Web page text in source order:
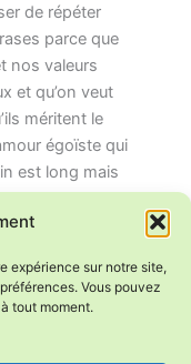
expérience sur notre site,
Vous pouvez
tout moment.
de répéter
parce que
nos valeurs
et qu’on veut
méritent le
égoïste qui
est long mais
boulot !